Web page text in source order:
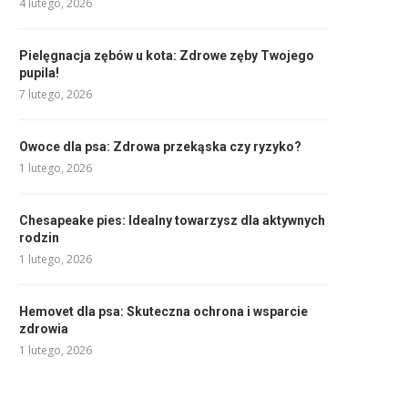
4 lutego, 2026
Pielęgnacja zębów u kota: Zdrowe zęby Twojego
pupila!
7 lutego, 2026
Owoce dla psa: Zdrowa przekąska czy ryzyko?
1 lutego, 2026
Chesapeake pies: Idealny towarzysz dla aktywnych
rodzin
1 lutego, 2026
Hemovet dla psa: Skuteczna ochrona i wsparcie
zdrowia
1 lutego, 2026